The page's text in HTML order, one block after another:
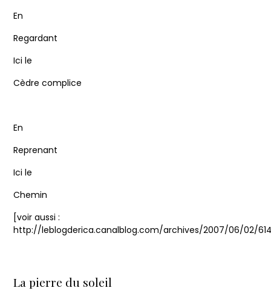
En
Regardant
Ici le
Cèdre complice
En
Reprenant
Ici le
Chemin
[voir aussi :
http://leblogderica.canalblog.com/archives/2007/06/02/
La pierre du soleil